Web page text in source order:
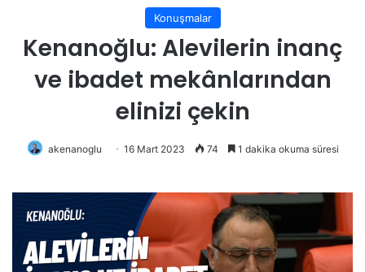
Konuşmalar
Kenanoğlu: Alevilerin inanç
ve ibadet mekânlarından
elinizi çekin
akenanoglu 16 Mart 2023 74 1 dakika okuma süresi